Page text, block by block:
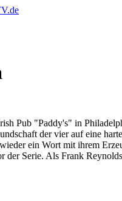
Pub "Paddy's" in
der vier auf eine
ein Wort mit ihrem
der Serie. Als Frank